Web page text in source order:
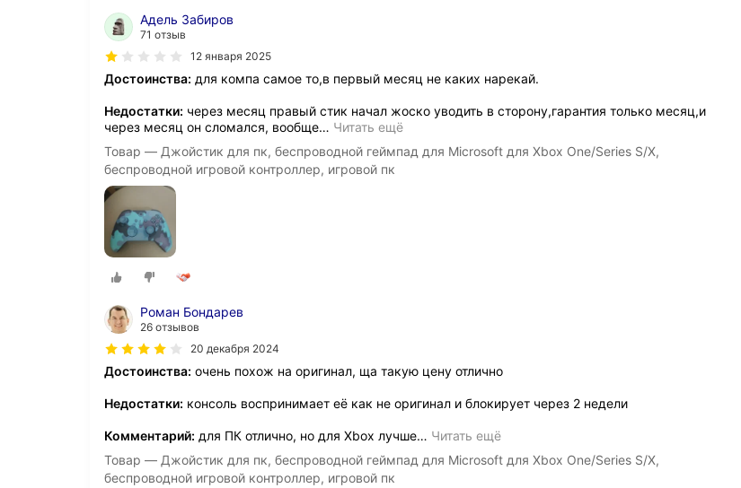
Адель Забиров
71 отзыв
12 января 2025
Достоинства: для компа самое то,в первый месяц не каких нарекай.
Недостатки: через месяц правый стик начал жоско уводить в сторону,гарантия только месяц,и
через месяц он сломался, вообще… Читать ещё
Товар — Джойстик для пк, беспроводной геймпад для Microsoft для Xbox One/Series S/X,
беспроводной игровой контроллер, игровой пк
Роман Бондарев
26 отзывов
20 декабря 2024
Достоинства: очень похож на оригинал, ща такую цену отлично
Недостатки: консоль воспринимает её как не оригинал и блокирует через 2 недели
Комментарий: для ПК отлично, но для Xbox лучше… Читать ещё
Товар — Джойстик для пк, беспроводной геймпад для Microsoft для Xbox One/Series S/X,
беспроводной игровой контроллер, игровой пк